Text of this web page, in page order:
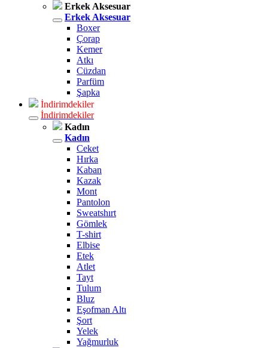
Erkek Aksesuar
Erkek Aksesuar
Boxer
Çorap
Kemer
Atkı
Cüzdan
Parfüm
Şapka
İndirimdekiler
İndirimdekiler
Kadın
Kadın
Ceket
Hırka
Kaban
Kazak
Mont
Pantolon
Sweatshırt
Gömlek
T-shirt
Elbise
Etek
Atlet
Tayt
Tulum
Bluz
Eşofman Altı
Şort
Yelek
Yağmurluk